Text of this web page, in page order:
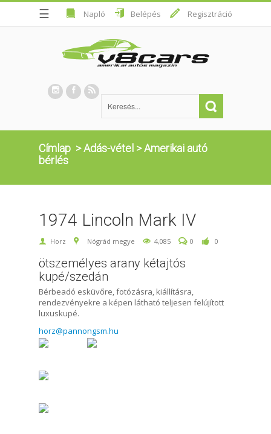
☰ Napló Belépés Regisztráció
Címlap >Adás-vétel >Amerikai autó
bérlés
1974 Lincoln Mark IV
Horz Nógrád megye 4,085 0 0
ötszemélyes arany kétajtós
kupé/szedán
Bérbeadó esküvőre, fotózásra, kiállításra,
rendezvényekre a képen látható teljesen felújított
luxuskupé.
horz@pannongsm.hu